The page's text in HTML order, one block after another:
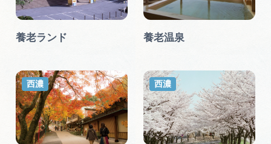
養老ランド 養老温泉
西濃 西濃